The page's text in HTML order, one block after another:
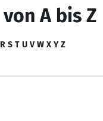
A bis Z
R S T U V W X Y Z